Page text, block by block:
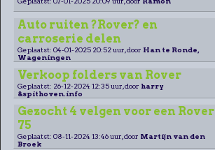
Auto ruiten ?Rover? en
carroserie delen
Geplaatst: 04-01-2025 20:52 uur, door Han te Ronde,
Wageningen
Verkoop folders van Rover
Geplaatst: 26-12-2024 12:35 uur, door harry
&spithoven.info
Gezocht 4 velgen voor een Rover
75
Geplaatst: 08-11-2024 13:46 uur, door Martijn van den
Broek